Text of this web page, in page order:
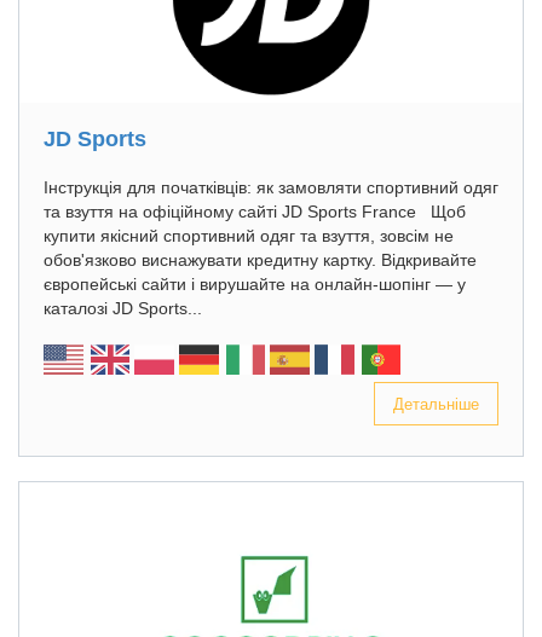
JD Sports
Інструкція для початківців: як замовляти спортивний одяг
та взуття на офіційному сайті JD Sports France Щоб
купити якісний спортивний одяг та взуття, зовсім не
обов'язково виснажувати кредитну картку. Відкривайте
європейські сайти і вирушайте на онлайн-шопінг — у
каталозі JD Sports...
Детальніше